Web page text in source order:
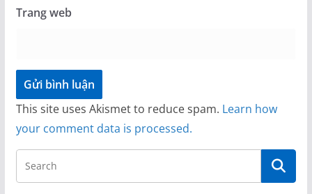
Trang web
This site uses Akismet to reduce spam. Learn how
your comment data is processed.